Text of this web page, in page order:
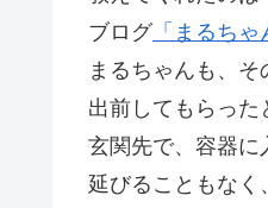
ブログ「まるちゃ
まるちゃんも、
出前してもらった
玄関先で、容器に
延びることもなく